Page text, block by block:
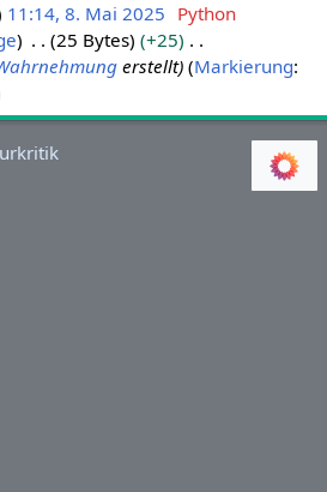
11:14, 8. Mai 2025 Python
25 Bytes
+25
erstellt Markierung: